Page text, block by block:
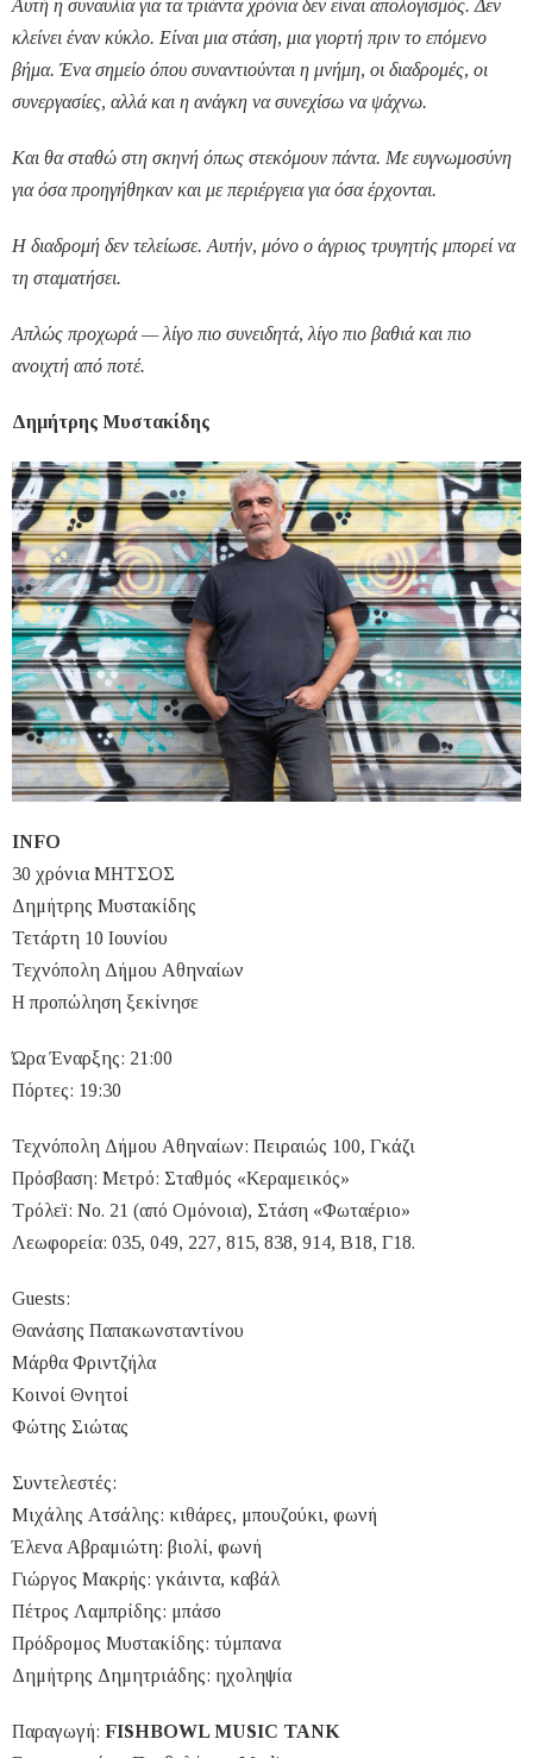
Αυτή η συναυλία για τα τριάντα χρόνια δεν είναι απολογισμός. Δεν
κλείνει έναν κύκλο. Είναι μια στάση, μια γιορτή πριν το επόμενο
βήμα. Ένα σημείο όπου συναντιούνται η μνήμη, οι διαδρομές, οι
συνεργασίες, αλλά και η ανάγκη να συνεχίσω να ψάχνω.
Και θα σταθώ στη σκηνή όπως στεκόμουν πάντα. Με ευγνωμοσύνη
για όσα προηγήθηκαν και με περιέργεια για όσα έρχονται.
Η διαδρομή δεν τελείωσε. Αυτήν, μόνο ο άγριος τρυγητής μπορεί να
τη σταματήσει.
Απλώς προχωρά — λίγο πιο συνειδητά, λίγο πιο βαθιά και πιο
ανοιχτή από ποτέ.
Δημήτρης Μυστακίδης
INFO
30 χρόνια ΜΗΤΣΟΣ
Δημήτρης Μυστακίδης
Τετάρτη 10 Ιουνίου
Τεχνόπολη Δήμου Αθηναίων
H προπώληση ξεκίνησε
Ώρα Έναρξης: 21:00
Πόρτες: 19:30
Τεχνόπολη Δήμου Αθηναίων: Πειραιώς 100, Γκάζι
Πρόσβαση: Μετρό: Σταθμός «Κεραμεικός»
Τρόλεï: No. 21 (από Ομόνοια), Στάση «Φωταέριο»
Λεωφορεία: 035, 049, 227, 815, 838, 914, Β18, Γ18.
Guests:
Θανάσης Παπακωνσταντίνου
Μάρθα Φριντζήλα
Κοινοί Θνητοί
Φώτης Σιώτας
Συντελεστές:
Μιχάλης Ατσάλης: κιθάρες, μπουζούκι, φωνή
Έλενα Αβραμιώτη: βιολί, φωνή
Γιώργος Μακρής: γκάιντα, καβάλ
Πέτρος Λαμπρίδης: μπάσο
Πρόδρομος Μυστακίδης: τύμπανα
Δημήτρης Δημητριάδης: ηχοληψία
Παραγωγή: FISHBOWL MUSIC TANK